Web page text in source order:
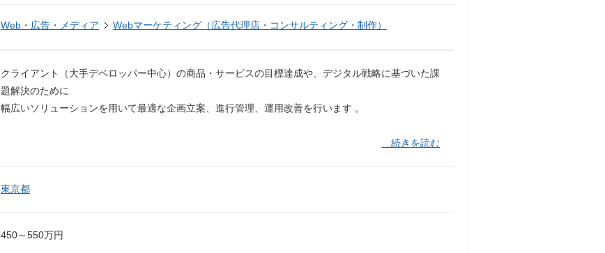
Web・広告・メディア Webマーケティング（広告代理店・コンサルティング・制作）
クライアント（大手デベロッパー中心）の商品・サービスの目標達成や、デジタル戦略に基づいた課
題解決のために
幅広いソリューションを用いて最適な企画立案、進行管理、運用改善を行います 。
…続きを読む
東京都
450～550万円